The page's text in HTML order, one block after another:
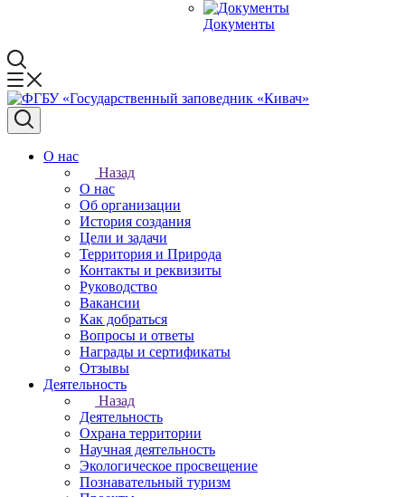
Документы
О нас
Назад
О нас
Об организации
История создания
Цели и задачи
Территория и Природа
Контакты и реквизиты
Руководство
Вакансии
Как добраться
Вопросы и ответы
Награды и сертификаты
Отзывы
Деятельность
Назад
Деятельность
Охрана территории
Научная деятельность
Экологическое просвещение
Познавательный туризм